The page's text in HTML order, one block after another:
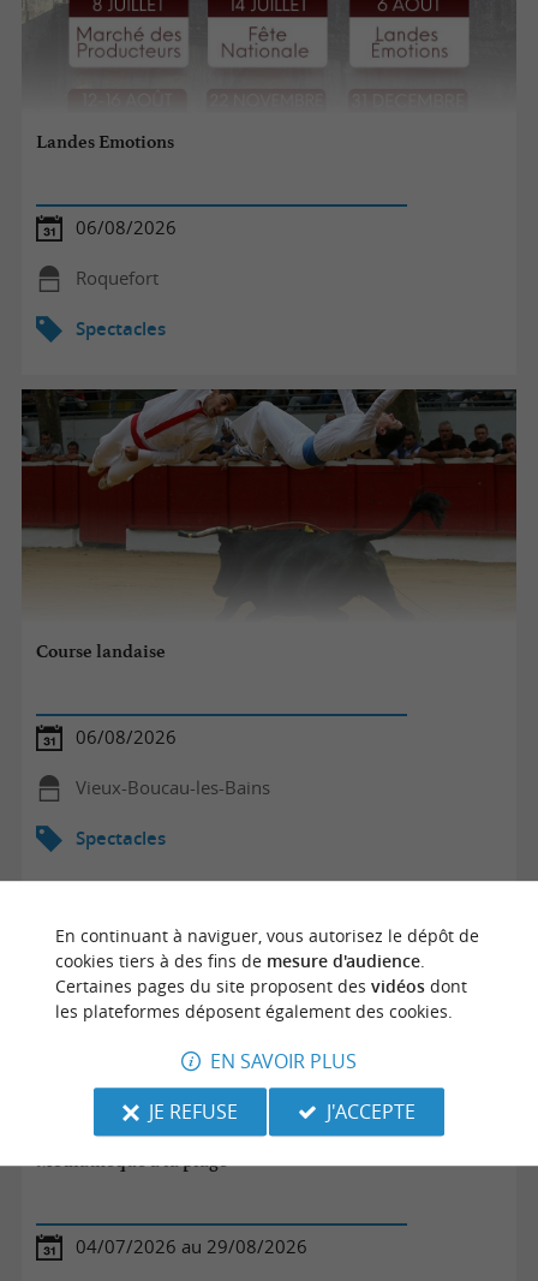
Landes Emotions
06/08/2026
Roquefort
Spectacles
Course landaise
06/08/2026
Vieux-Boucau-les-Bains
Spectacles
Médiathèque à la plage
04/07/2026 au 29/08/2026
En continuant à naviguer, vous autorisez le dépôt de
cookies tiers à des fins de mesure d'audience.
Certaines pages du site proposent des vidéosdont
les plateformes déposent également des cookies.
EN SAVOIR PLUS
JE REFUSE
J'ACCEPTE